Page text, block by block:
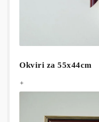
Okviri za 55x44cm
+